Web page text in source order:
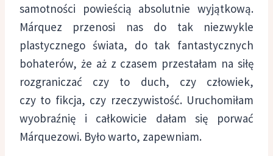
samotności powieścią absolutnie wyjątkową.
Márquez przenosi nas do tak niezwykle
plastycznego świata, do tak fantastycznych
bohaterów, że aż z czasem przestałam na siłę
rozgraniczać czy to duch, czy człowiek,
czy to fikcja, czy rzeczywistość. Uruchomiłam
wyobraźnię i całkowicie dałam się porwać
Márquezowi. Było warto, zapewniam.